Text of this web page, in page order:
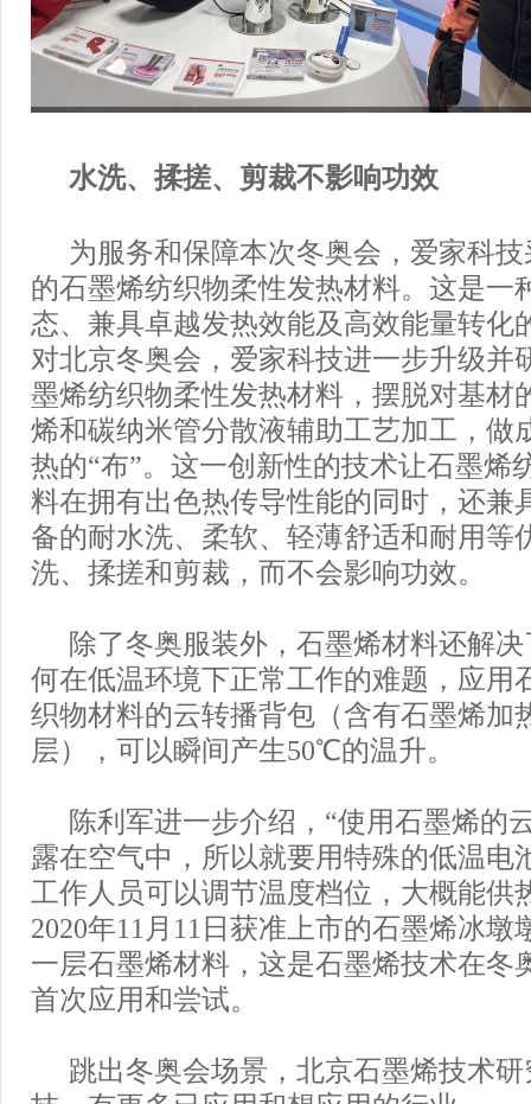
水洗、揉搓、剪裁不影响功效
为服务和保障本次冬奥会，爱家科
的石墨烯纺织物柔性发热材料。这是一
态、兼具卓越发热效能及高效能量转化
对北京冬奥会，爱家科技进一步升级并
墨烯纺织物柔性发热材料，摆脱对基材
烯和碳纳米管分散液辅助工艺加工，做
热的“布”。这一创新性的技术让石墨烯
料在拥有出色热传导性能的同时，还兼
备的耐水洗、柔软、轻薄舒适和耐用等
洗、揉搓和剪裁，而不会影响功效。
除了冬奥服装外，石墨烯材料还解
何在低温环境下正常工作的难题，应用
织物材料的云转播背包（含有石墨烯加
层），可以瞬间产生50℃的温升。
陈利军进一步介绍，“使用石墨烯的
露在空气中，所以就要用特殊的低温电
工作人员可以调节温度档位，大概能供
2020年11月11日获准上市的石墨烯冰墩
一层石墨烯材料，这是石墨烯技术在冬
首次应用和尝试。
跳出冬奥会场景，北京石墨烯技术